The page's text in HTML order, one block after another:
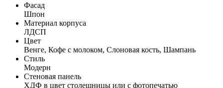
Фасад
Шпон
Материал корпуса
ЛДСП
Цвет
Венге, Кофе с молоком, Слоновая кость, Шампань
Стиль
Модерн
Стеновая панель
ХДФ в цвет столешницы или с фотопечатью